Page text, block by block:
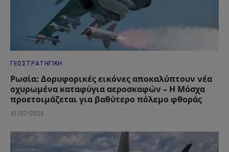
ΓΕΩΣΤΡΑΤΗΓΙΚΉ
Ρωσία: Δορυφορικές εικόνες αποκαλύπτουν νέα
οχυρωμένα καταφύγια αεροσκαφών – Η Μόσχα
προετοιμάζεται για βαθύτερο πόλεμο φθοράς
31/07/2026